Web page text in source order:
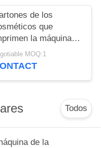
de los
que
la máquina
la inspección con el
m del ×
MOQ:1
Todos
de la